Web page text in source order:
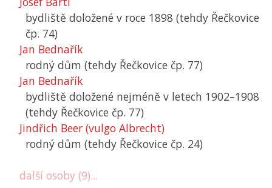
bydliště doložené v roce 1898 (tehdy Řečkovice
čp. 74)
Jan Bednařík
rodný dům (tehdy Řečkovice čp. 77)
Jan Bednařík
bydliště doložené nejméně v letech 1902–1908
(tehdy Řečkovice čp. 77)
Jindřich Beer (vulgo Albrecht)
rodný dům (tehdy Řečkovice čp. 24)
další osoby (9)...